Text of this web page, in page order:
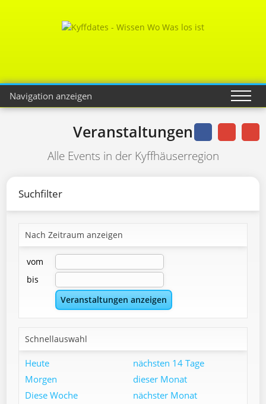
Navigation anzeigen
Veranstaltungen
Alle Events in der Kyffhäuserregion
Suchfilter
Nach Zeitraum anzeigen
vom
bis
Schnellauswahl
Heute
Morgen
Diese Woche
nächsten 14 Tage
dieser Monat
nächster Monat